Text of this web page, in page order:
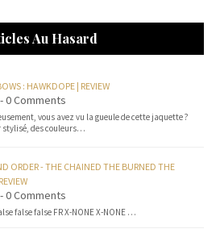
Au Hasard
: HAWKDOPE | REVIEW
0 Comments
vous avez vu la gueule de cette jaquette ?
stylisé, des couleurs…
ORDER - THE CHAINED THE BURNED THE
0 Comments
false false FR X-NONE X-NONE …